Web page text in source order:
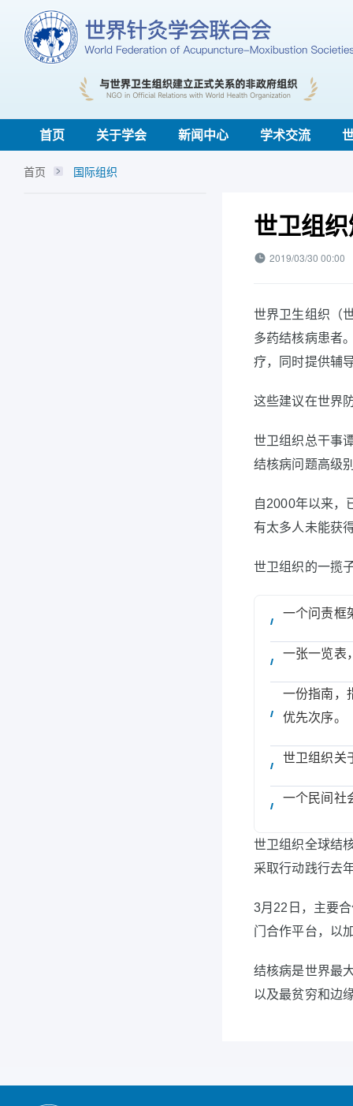
首页 关于学会 新闻中心 学术交流
首页 国际组织
世卫组
2019/03/30 00:00
世界卫生组织（
多药结核病患者
疗，同时提供辅
这些建议在世界
世卫组织总干事
结核病问题高级
自2000年以来，
有太多人未能获
世卫组织的一揽
一个问责框
一张一览表
一份指南，
优先次序。
世卫组织关
一个民间社
世卫组织全球结
采取行动践行去
3月22日，主要
门合作平台，以
结核病是世界最
以及最贫穷和边